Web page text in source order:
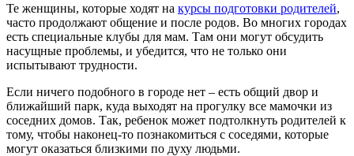
Те женщины, которые ходят на курсы подготовки родителей,
часто продолжают общение и после родов. Во многих городах
есть специальные клубы для мам. Там они могут обсудить
насущные проблемы, и убедится, что не только они
испытывают трудности.
Если ничего подобного в городе нет – есть общий двор и
ближайший парк, куда выходят на прогулку все мамочки из
соседних домов. Так, ребенок может подтолкнуть родителей к
тому, чтобы наконец-то познакомиться с соседями, которые
могут оказаться близкими по духу людьми.